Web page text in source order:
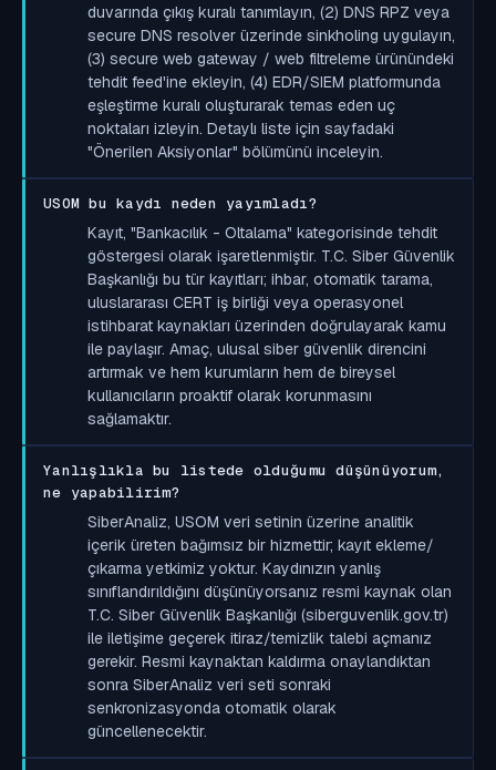
duvarında çıkış kuralı tanımlayın, (2) DNS RPZ veya
secure DNS resolver üzerinde sinkholing uygulayın,
(3) secure web gateway / web filtreleme ürünündeki
tehdit feed'ine ekleyin, (4) EDR/SIEM platformunda
eşleştirme kuralı oluşturarak temas eden uç
noktaları izleyin. Detaylı liste için sayfadaki
"Önerilen Aksiyonlar" bölümünü inceleyin.
USOM bu kaydı neden yayımladı?
Kayıt, "Bankacılık - Oltalama" kategorisinde tehdit
göstergesi olarak işaretlenmiştir. T.C. Siber Güvenlik
Başkanlığı bu tür kayıtları; ihbar, otomatik tarama,
uluslararası CERT iş birliği veya operasyonel
istihbarat kaynakları üzerinden doğrulayarak kamu
ile paylaşır. Amaç, ulusal siber güvenlik direncini
artırmak ve hem kurumların hem de bireysel
kullanıcıların proaktif olarak korunmasını
sağlamaktır.
Yanlışlıkla bu listede olduğumu düşünüyorum,
ne yapabilirim?
SiberAnaliz, USOM veri setinin üzerine analitik
içerik üreten bağımsız bir hizmettir; kayıt ekleme/
çıkarma yetkimiz yoktur. Kaydınızın yanlış
sınıflandırıldığını düşünüyorsanız resmi kaynak olan
T.C. Siber Güvenlik Başkanlığı (siberguvenlik.gov.tr)
ile iletişime geçerek itiraz/temizlik talebi açmanız
gerekir. Resmi kaynaktan kaldırma onaylandıktan
sonra SiberAnaliz veri seti sonraki
senkronizasyonda otomatik olarak
güncellenecektir.